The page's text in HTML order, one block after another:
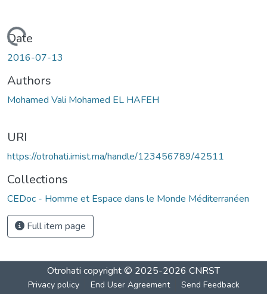
Loading...
Date
2016-07-13
Authors
Mohamed Vali Mohamed EL HAFEH
URI
https://otrohati.imist.ma/handle/123456789/42511
Collections
CEDoc - Homme et Espace dans le Monde Méditerranéen
Full item page
Otrohati copyright © 2025-2026 CNRST
Privacy policy End User Agreement Send Feedback